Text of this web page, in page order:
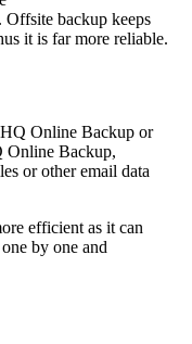
Offsite backup keeps
it is far more reliable.
Online Backup or
Online Backup,
or other email data
efficient as it can
by one and